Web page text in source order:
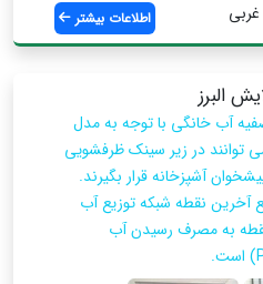
غربی اطلاعات بیشتر
البرز
آب خانگی با توجه به مدل
توانند در زیر سینک ظرفشویی
آشپزخانه قرار بگیرند.
آخرین نقطه شبکه توزیع آب
به مصرف رسیدن آب